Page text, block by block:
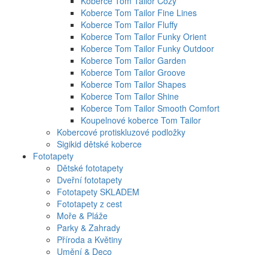
Koberce Tom Tailor Fine Lines
Koberce Tom Tailor Fluffy
Koberce Tom Tailor Funky Orient
Koberce Tom Tailor Funky Outdoor
Koberce Tom Tailor Garden
Koberce Tom Tailor Groove
Koberce Tom Tailor Shapes
Koberce Tom Tailor Shine
Koberce Tom Tailor Smooth Comfort
Koupelnové koberce Tom Tailor
Kobercové protiskluzové podložky
Sigikid dětské koberce
Fototapety
Dětské fototapety
Dveřní fototapety
Fototapety SKLADEM
Fototapety z cest
Moře & Pláže
Parky & Zahrady
Příroda a Květiny
Umění & Deco